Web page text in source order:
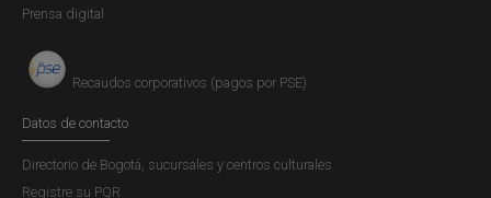
informamos que, a partir del 20 de agosto de 2025, todos
(DCV) deberán ser radicados exclusivamente a través de
la opción...
Tiempo para solicitar anulaciones en
Prensa digital
Recaudos corporativos (pagos por PSE)
Datos de contacto
Directorio de Bogotá, sucursales y centros culturales
Registre su PQR